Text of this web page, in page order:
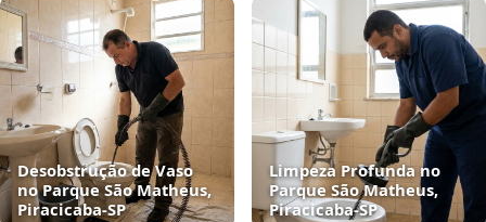
Desobstrução de Vaso
no Parque São Matheus,
Piracicaba‑SP
Limpeza Profunda no
Parque São Matheus,
Piracicaba‑SP